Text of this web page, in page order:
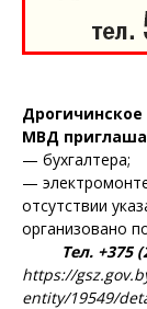
МВД
— бухгалтера;
—
отсутствии
организовано
Тел. +375
https://
entity/19549/